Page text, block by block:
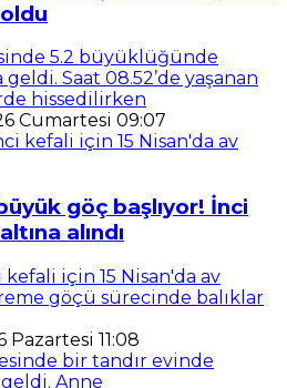
5.2 büyüklüğünde
Saat 08.52’de yaşanan
hissedilirken
Cumartesi 09:07
göç başlıyor! İnci
alındı
için 15 Nisan'da av
göçü sürecinde balıklar
11:08